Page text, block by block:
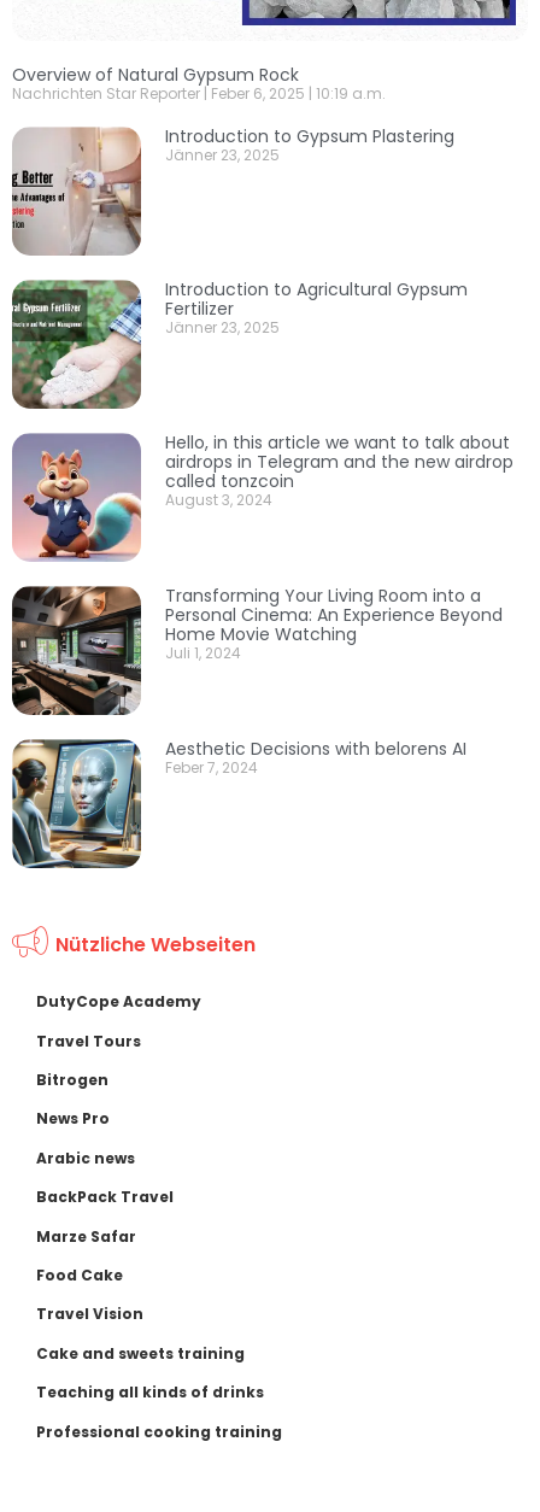
Overview of Natural Gypsum Rock
Nachrichten Star Reporter Feber 6, 2025 10:19 a.m.
Introduction to Gypsum Plastering
Jänner 23, 2025
Introduction to Agricultural Gypsum
Fertilizer
Jänner 23, 2025
Hello, in this article we want to talk about
airdrops in Telegram and the new airdrop
called tonzcoin
August 3, 2024
Transforming Your Living Room into a
Personal Cinema: An Experience Beyond
Home Movie Watching
Juli 1, 2024
Aesthetic Decisions with belorens AI
Feber 7, 2024
Nützliche Webseiten
DutyCope Academy
Travel Tours
Bitrogen
News Pro
Arabic news
BackPack Travel
Marze Safar
Food Cake
Travel Vision
Cake and sweets training
Teaching all kinds of drinks
Professional cooking training